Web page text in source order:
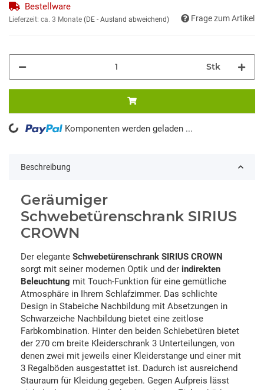
Bestellware
Lieferzeit: ca. 3 Monate (DE - Ausland abweichend) Frage zum Artikel
Stk
Komponenten werden geladen ...
Beschreibung
Geräumiger
Schwebetürenschrank SIRIUS
CROWN
Der elegante Schwebetürenschrank SIRIUS CROWN
sorgt mit seiner modernen Optik und der indirekten
Beleuchtung mit Touch-Funktion für eine gemütliche
Atmosphäre in Ihrem Schlafzimmer. Das schlichte
Design in Stabeiche Nachbildung mit Absetzungen in
Schwarzeiche Nachbildung bietet eine zeitlose
Farbkombination. Hinter den beiden Schiebetüren bietet
der 270 cm breite Kleiderschrank 3 Unterteilungen, von
denen zwei mit jeweils einer Kleiderstange und einer mit
3 Regalböden ausgestattet ist. Dadurch ist ausreichend
Stauraum für Kleidung gegeben. Gegen Aufpreis lässt